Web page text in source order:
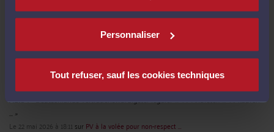
Personnaliser
Tout refuser, sauf les cookies techniques
Le 22 mai 2026 à 18:12surExcès de vitesse +42 km/h : ...
« Osta IPTV Finland – 25 000+ kanavaa HD & 4K. Vakaa yhteys, välitön ... »
Le 22 mai 2026 à 18:11surPV à la volée pour non-respect ...
ALIS :« Deutschlands vertrauenswürdigster legaler IPTV-Anbieter. IPTV kaufen -
... »
Le 22 mai 2026 à 18:11 sur PV à la volée pour non-respect ...